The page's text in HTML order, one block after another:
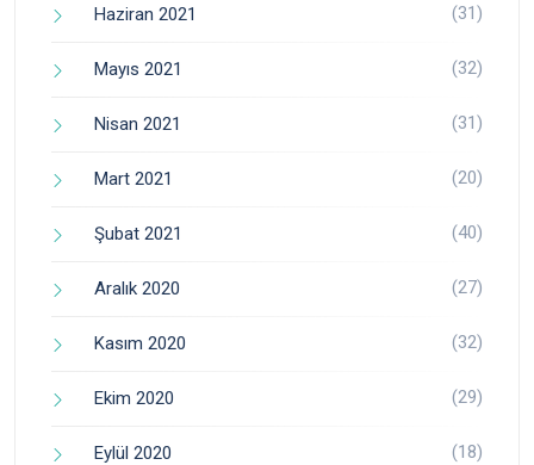
Haziran 2021 (31)
Mayıs 2021 (32)
Nisan 2021 (31)
Mart 2021 (20)
Şubat 2021 (40)
Aralık 2020 (27)
Kasım 2020 (32)
Ekim 2020 (29)
Eylül 2020 (18)